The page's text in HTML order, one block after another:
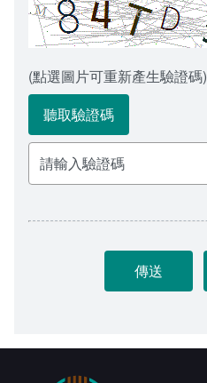
(點選圖片可重新產生驗證碼)
聽取驗證碼